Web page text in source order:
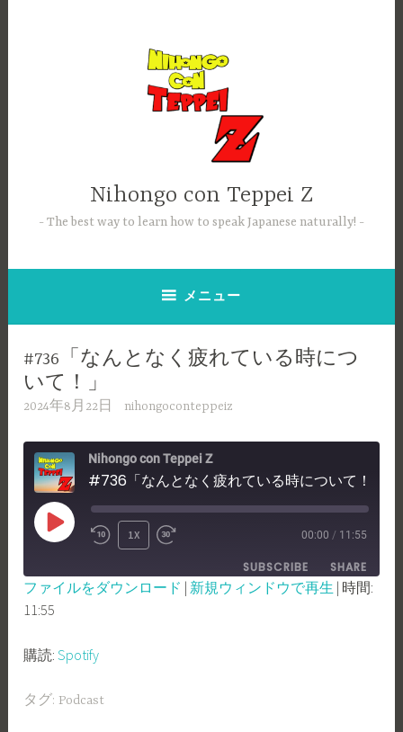
Nihongo con Teppei Z
The best way to learn how to speak Japanese naturally!
メニュー
#736「なんとなく疲れている時につ
いて！」
2024年8月22日 nihongoconteppeiz
Nihongo con Teppei Z
#736「なんとなく疲れている時について！」
PLAY
REWIND
10
SECONDS
1X
FAST
FORWARD
30
00:00 / 11:55
SUBSCRIBE SHARE
RSS FEED
SHARE
LINK
EMBED
ファイルをダウンロード | 新規ウィンドウで再生 | 時間:
11:55
購読:Spotify
タグ: Podcast